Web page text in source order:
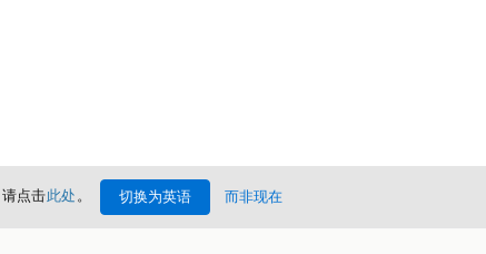
点击此处。 切换为英语 而非现在